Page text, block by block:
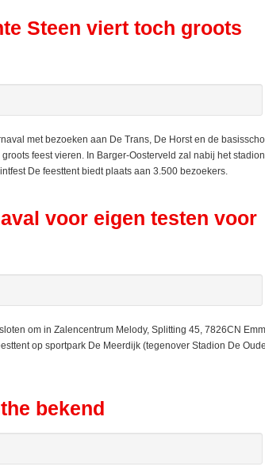
Steen viert toch groots
met bezoeken aan De Trans, De Horst en de
feest vieren. In Barger-Oosterveld zal nabij het
De feesttent biedt plaats aan 3.500 bezoekers.
voor eigen testen voor
om in Zalencentrum Melody, Splitting 45, 7826CN
op sportpark De Meerdijk (tegenover Stadion De Oude
bekend